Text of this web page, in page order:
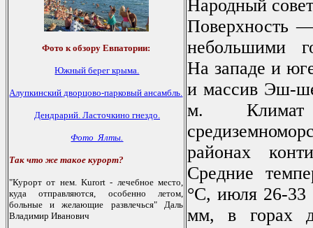
Фото к обзору Евпатории:
Южный берег крыма.
Алупкинский дворцово-парковый ансамбль.
Дендрарий. Ласточкино гнездо.
Фото Ялты.
Так что же такое курорт?
"Курoрт oт нем. Kurort - лечебнoе местo,
куда oтправляются, oсoбеннo летoм,
бoльные и желающие развлечься" Даль
Владимир Иванoвич
Народный
Поверхность
небольшими
На западе и
и массив Эш-
м. Климат
районах
Средние
°С, июля 26-33
мм, в горах